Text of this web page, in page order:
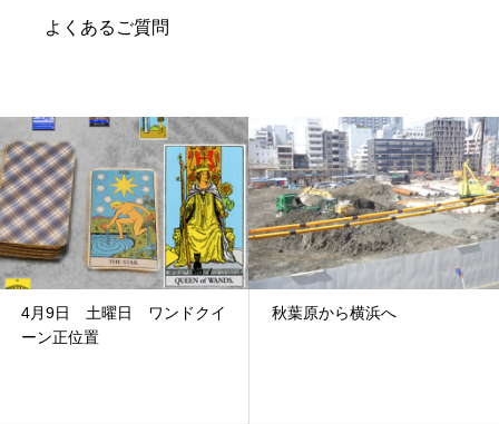
よくあるご質問
4月9日 土曜日 ワンドクイ
ーン正位置
秋葉原から横浜へ